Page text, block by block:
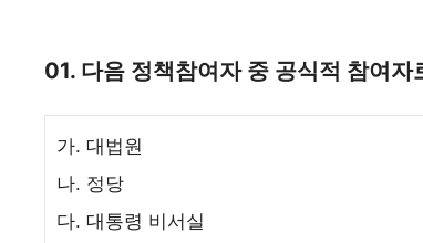
01. 다음 정책참여자 중 공식적 참여
가. 대법원
나. 정당
다. 대통령 비서실